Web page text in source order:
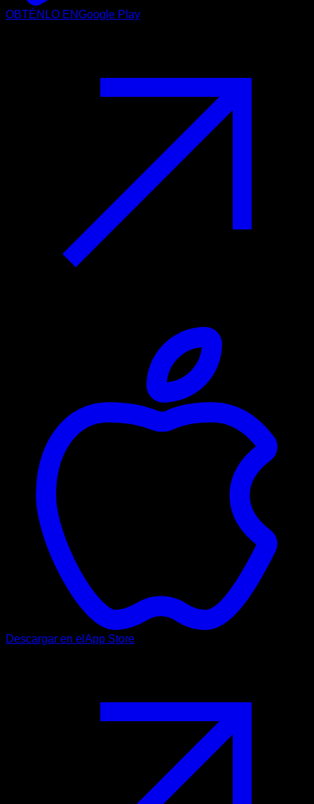
OBTÉNLO ENGoogle Play
Descargar en el App Store